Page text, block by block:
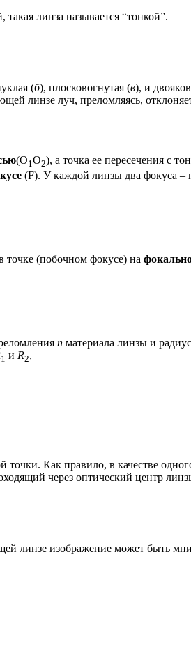
линза называется “тонкой”.
(б), плосковогнутая (в), и
линзе луч, преломляясь,
(О1О2), а точка ее пересечения с
(F). У каждой линзы два фокуса –
точке (побочном фокусе) на
n материала линзы и
1 и R2,
Как правило, в качестве
через оптический центр
линзе изображение может быть